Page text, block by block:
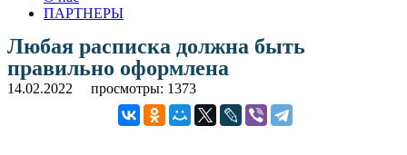
ПАРТНЕРЫ
Любая расписка должна быть
правильно оформлена
14.02.2022 просмотры: 1373